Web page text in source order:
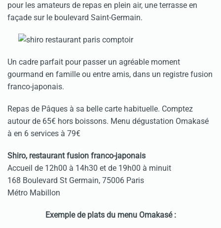
pour les amateurs de repas en plein air, une terrasse en
façade sur le boulevard Saint-Germain.
Un cadre parfait pour passer un agréable moment
gourmand en famille ou entre amis, dans un registre fusion
franco-japonais.
Repas de Pâques à sa belle carte habituelle. Comptez
autour de 65€ hors boissons. Menu dégustation Omakasé
à en 6 services à 79€
Shiro, restaurant fusion franco-japonais
Accueil de 12h00 à 14h30 et de 19h00 à minuit
168 Boulevard St Germain, 75006 Paris
Métro Mabillon
Exemple de plats du menu Omakasé :